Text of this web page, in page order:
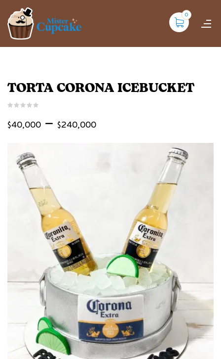
0
TORTA CORONA ICEBUCKET
$40,000 – $240,000